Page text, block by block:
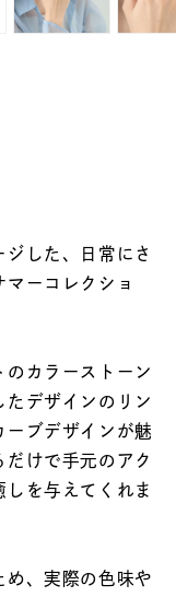
～
ジした、日常にさ
マーコレクショ
のカラーストーン
デザインのリン
ーブデザインが魅
けで手元のアク
を与えてくれま
、実際の色味や